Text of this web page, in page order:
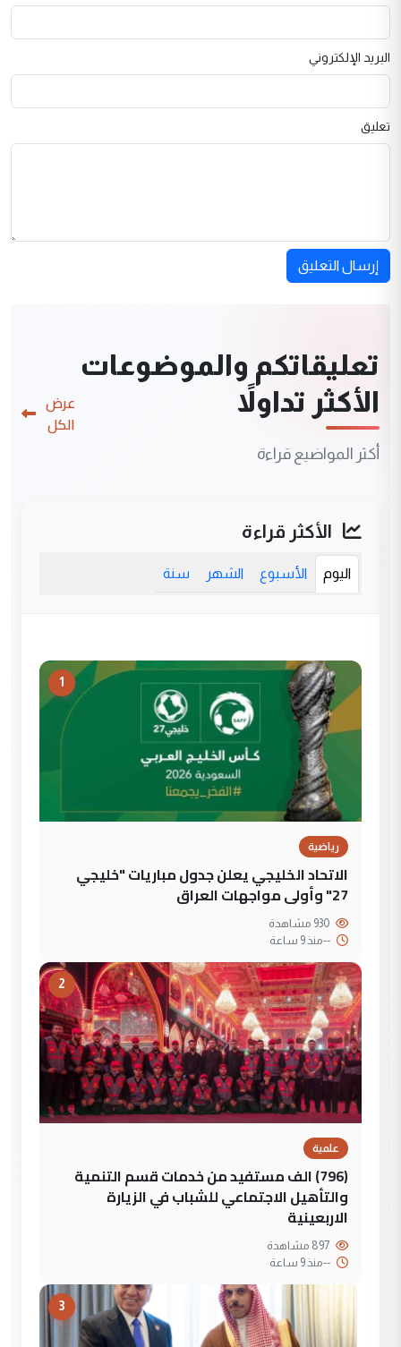
البريد الإلكتروني
تعليق
إرسال التعليق
تعليقاتكم والموضوعات
الأكثر تداولاً
أكثر المواضيع قراءة
عرض
الكل
الأكثر قراءة
اليوم الأسبوع الشهر سنة
1
رياضية
الاتحاد الخليجي يعلن جدول مباريات "خليجي
27" وأولى مواجهات العراق
--منذ 9 ساعة
2
علمية
(796) الف مستفيد من خدمات قسم التنمية
والتأهيل الاجتماعي للشباب في الزيارة
الاربعينية
--منذ 9 ساعة
3